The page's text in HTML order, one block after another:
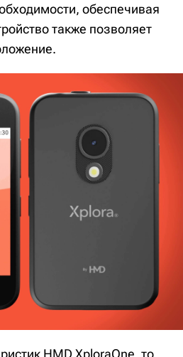
обеспечивая
также позволяет
HMD XploraOne, то